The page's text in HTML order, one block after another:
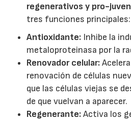
regenerativos y pro-
tres funciones principales:
Antioxidante: Inhibe la
metaloproteinasa por la
Renovador celular:
renovación de células
que las células viejas se
de que vuelvan a aparecer.
Regenerante:Activa los